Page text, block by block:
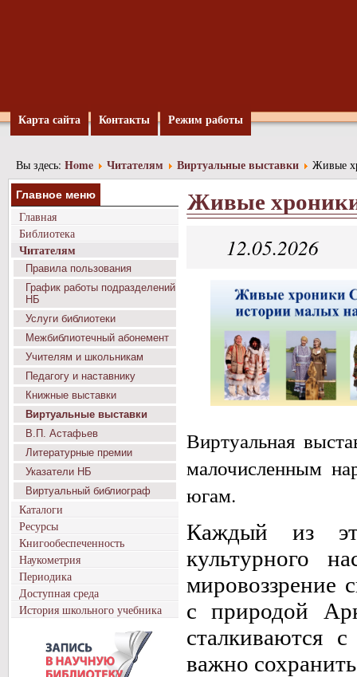
Карта сайта Контакты Режим работы
Вы здесь: Home Читателям Виртуальные выставки Живые
Главное меню
Главная
Библиотека
Читателям
Правила пользования
График работы подразделений
НБ
Услуги библиотеки
Межбиблиотечный абонемент
Учителям и школьникам
Педагогу и наставнику
Книжные выставки
Виртуальные выставки
В.П. Астафьев
Литературные премии
Указатели НБ
Виртуальный библиограф
Каталоги
Ресурсы
Книгообеспеченность
Наукометрия
Периодика
Доступная среда
История школьного учебника
Живые
12.05.2026
Виртуальная
малочисленным
югам.
Каждый из
культурного
мировоззрение
с природой
сталкиваются
важно